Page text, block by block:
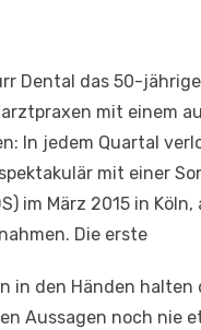
Dental das 50-
mit einem
In jedem Quartal
mit einer
im März 2015 in
Die erste
in den Händen
Aussagen noch nie